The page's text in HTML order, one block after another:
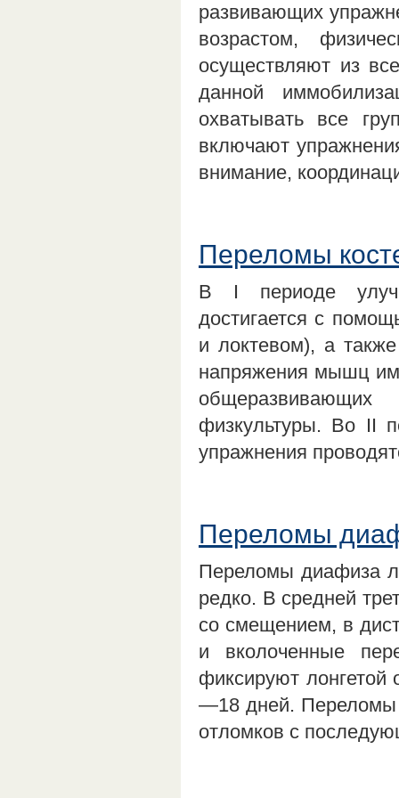
развивающих
возрастом,
осуществляют из
данной
охватывать все
включают
внимание,
Переломы
В I периоде
достигается с
и локтевом), а
напряжения мышц
физкультуры. Во II
упражнения
Переломы
Переломы диафиза
редко. В средней
со смещением, в
и вколоченные
фиксируют лонгетой
—18 дней. Переломы
отломков с